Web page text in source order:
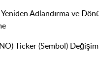
Adlandırma ve
Ticker (Sembol)